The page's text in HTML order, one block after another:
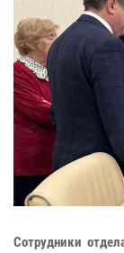
Cотрудники